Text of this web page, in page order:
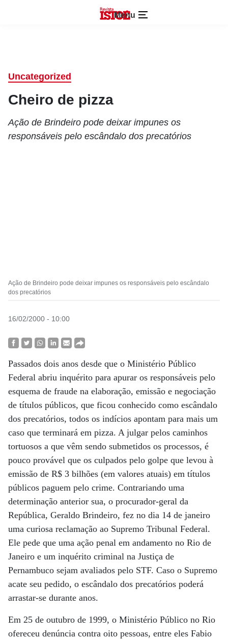
Menu
Uncategorized
Cheiro de pizza
Ação de Brindeiro pode deixar impunes os
responsáveis pelo escândalo dos precatórios
Ação de Brindeiro pode deixar impunes os responsáveis pelo escândalo
dos precatórios
16/02/2000 - 10:00
Passados dois anos desde que o Ministério Público
Federal abriu inquérito para apurar os responsáveis pelo
esquema de fraude na elaboração, emissão e negociação
de títulos públicos, que ficou conhecido como escândalo
dos precatórios, todos os indícios apontam para mais um
caso que terminará em pizza. A julgar pelos caminhos
tortuosos a que vêm sendo submetidos os processos, é
pouco provável que os culpados pelo golpe que levou à
emissão de R$ 3 bilhões (em valores atuais) em títulos
públicos paguem pelo crime. Contrariando uma
determinação anterior sua, o procurador-geral da
República, Geraldo Brindeiro, fez no dia 14 de janeiro
uma curiosa reclamação ao Supremo Tribunal Federal.
Ele pede que uma ação penal em andamento no Rio de
Janeiro e um inquérito criminal na Justiça de
Pernambuco sejam avaliados pelo STF. Caso o Supremo
acate seu pedido, o escândalo dos precatórios poderá
arrastar-se durante anos.
Em 25 de outubro de 1999, o Ministério Público no Rio
ofereceu denúncia contra oito pessoas, entre eles Fabio